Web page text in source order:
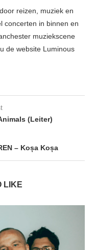
reizen, muziek en
concerten in binnen en
muziekscene
de website Luminous
(Leiter)
– Koșa Koșa
LIKE